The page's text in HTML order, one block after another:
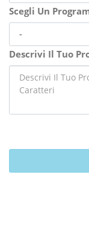
Scegli Un
Descrivi Il Tuo